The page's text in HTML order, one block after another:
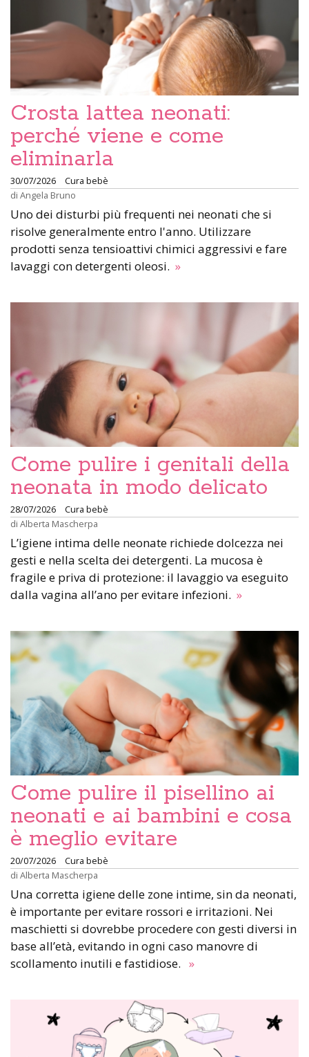
Crosta lattea neonati:
perché viene e come
eliminarla
30/07/2026
Cura bebè
di Angela Bruno
Uno dei disturbi più frequenti nei neonati che si
risolve generalmente entro l'anno. Utilizzare
prodotti senza tensioattivi chimici aggressivi e fare
lavaggi con detergenti oleosi. »
Come pulire i genitali della
neonata in modo delicato
28/07/2026
Cura bebè
di Alberta Mascherpa
L’igiene intima delle neonate richiede dolcezza nei
gesti e nella scelta dei detergenti. La mucosa è
fragile e priva di protezione: il lavaggio va eseguito
dalla vagina all’ano per evitare infezioni. »
Come pulire il pisellino ai
neonati e ai bambini e cosa
è meglio evitare
20/07/2026
Cura bebè
di Alberta Mascherpa
Una corretta igiene delle zone intime, sin da neonati,
è importante per evitare rossori e irritazioni. Nei
maschietti si dovrebbe procedere con gesti diversi in
base all’età, evitando in ogni caso manovre di
scollamento inutili e fastidiose. »